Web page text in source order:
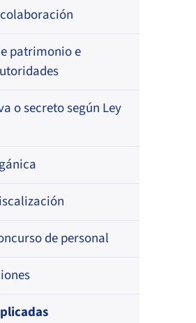
Revisores de
de Ventas de
de Prestadores
patrimonio e
o secreto según Ley
de personal